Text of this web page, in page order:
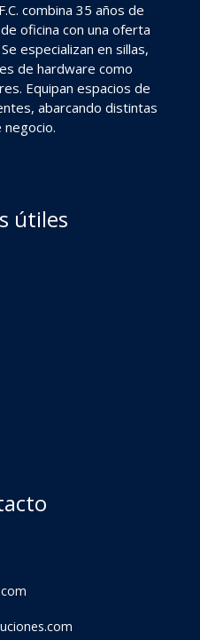
combina 35 años de
oficina con una oferta
especializan en sillas,
de hardware como
Equipan espacios de
abarcando distintas
negocio.
útiles